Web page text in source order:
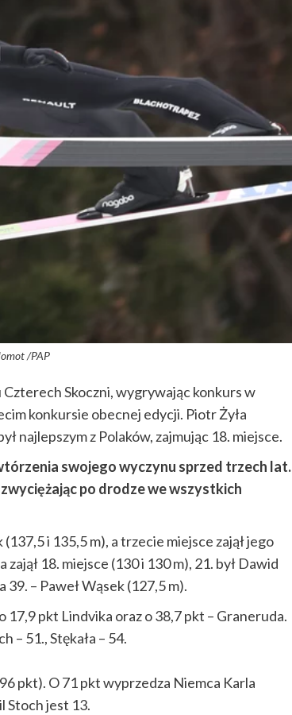
/PAP
Skoczni, wygrywając konkurs w
konkursie obecnej edycji. Piotr Żyła
najlepszym z Polaków, zajmując 18. miejsce.
swojego wyczynu sprzed trzech lat.
po drodze we wszystkich
i 135,5 m), a trzecie miejsce zajął jego
18. miejsce (130 i 130 m), 21. był Dawid
39. – Paweł Wąsek (127,5 m).
pkt Lindvika oraz o 38,7 pkt – Graneruda.
– 51., Stękała – 54.
pkt). O 71 pkt wyprzedza Niemca Karla
Stoch jest 13.